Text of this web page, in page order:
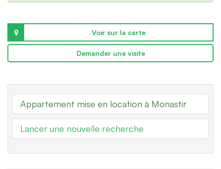
Voir sur la carte
Demander une visite
Appartement mise en location à Monastir
Lancer une nouvelle recherche